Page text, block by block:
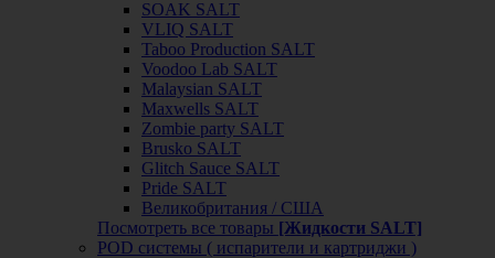
SOAK SALT
VLIQ SALT
Taboo Production SALT
Voodoo Lab SALT
Malaysian SALT
Maxwells SALT
Zombie party SALT
Brusko SALT
Glitch Sauce SALT
Pride SALT
Великобритания / США
Посмотреть все товары [Жидкости SALT]
POD системы ( испарители и картриджи )